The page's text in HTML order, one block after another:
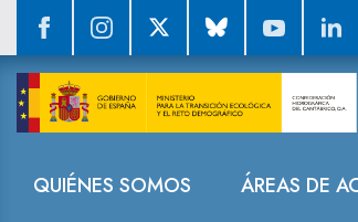
QUIÉNES SOMOS ÁREAS DE
La